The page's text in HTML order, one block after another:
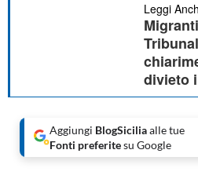
Leggi
divieto
Aggiungi BlogSiciliaalle tue
Fonti preferitesu Google